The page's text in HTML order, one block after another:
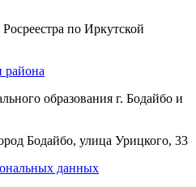
по Иркутской
района
образования г. Бодайбо и
Бодайбо, улица Урицкого, 33
данных